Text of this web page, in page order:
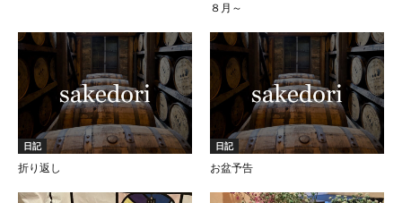
８月～
日記
折り返し
日記
お盆予告